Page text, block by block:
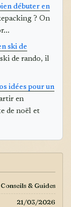
débuter en
? On
ski de
de rando, il
idées pour un
en
de noël et
Conseils & Guides
21/03/2026